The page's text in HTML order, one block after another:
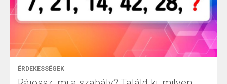
ÉRDEKESSÉGEK